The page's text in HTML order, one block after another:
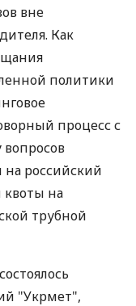
вне
Как
политики
процесс с
на российский
на
трубной
"Укрмет",